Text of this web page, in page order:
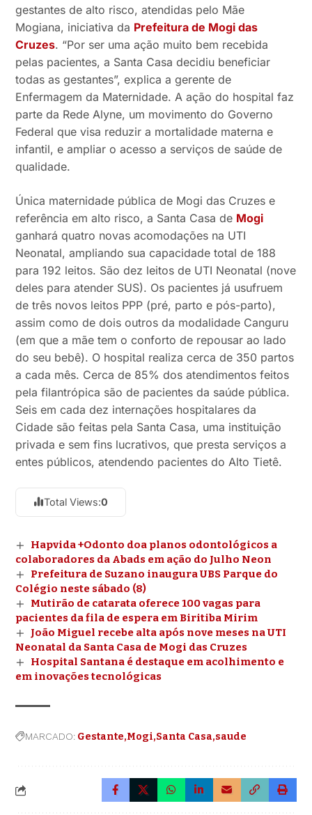
gestantes de alto risco, atendidas pelo Mãe
Mogiana, iniciativa da Prefeitura de Mogi das
Cruzes. “Por ser uma ação muito bem recebida
pelas pacientes, a Santa Casa decidiu beneficiar
todas as gestantes”, explica a gerente de
Enfermagem da Maternidade. A ação do hospital faz
parte da Rede Alyne, um movimento do Governo
Federal que visa reduzir a mortalidade materna e
infantil, e ampliar o acesso a serviços de saúde de
qualidade.
Única maternidade pública de Mogi das Cruzes e
referência em alto risco, a Santa Casa de Mogi
ganhará quatro novas acomodações na UTI
Neonatal, ampliando sua capacidade total de 188
para 192 leitos. São dez leitos de UTI Neonatal (nove
deles para atender SUS). Os pacientes já usufruem
de três novos leitos PPP (pré, parto e pós-parto),
assim como de dois outros da modalidade Canguru
(em que a mãe tem o conforto de repousar ao lado
do seu bebê). O hospital realiza cerca de 350 partos
a cada mês. Cerca de 85% dos atendimentos feitos
pela filantrópica são de pacientes da saúde pública.
Seis em cada dez internações hospitalares da
Cidade são feitas pela Santa Casa, uma instituição
privada e sem fins lucrativos, que presta serviços a
entes públicos, atendendo pacientes do Alto Tietê.
Total Views:0
Hapvida +Odonto doa planos odontológicos a
colaboradores da Abads em ação do Julho Neon
Prefeitura de Suzano inaugura UBS Parque do
Colégio neste sábado (8)
Mutirão de catarata oferece 100 vagas para
pacientes da fila de espera em Biritiba Mirim
João Miguel recebe alta após nove meses na UTI
Neonatal da Santa Casa de Mogi das Cruzes
Hospital Santana é destaque em acolhimento e
em inovações tecnológicas
MARCADO: Gestante Mogi Santa Casa saude